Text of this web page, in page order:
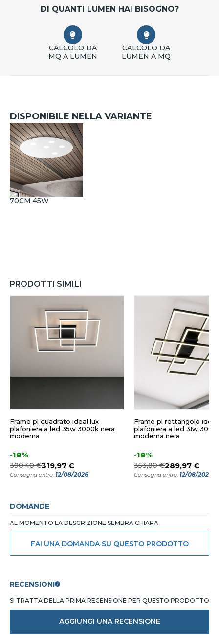
DI QUANTI LUMEN HAI BISOGNO?
CALCOLO DA
MQ A LUMEN
CALCOLO DA
LUMEN A MQ
DISPONIBILE NELLA VARIANTE
70CM 45W
PRODOTTI SIMILI
Frame pl quadrato ideal lux
plafoniera a led 35w 3000k nera
moderna
-18%
390,40 €319,97 €
Consegna entro: 12/08/2026
Frame pl rettangolo ideal
plafoniera a led 31w
moderna nera
-18%
353,80 €289,97 €
Consegna entro: 12/08/2026
DOMANDE
AL MOMENTO LA DESCRIZIONE SEMBRA CHIARA
FAI UNA DOMANDA SU QUESTO PRODOTTO
RECENSIONI
SI TRATTA DELLA PRIMA RECENSIONE PER QUESTO PRODOTTO
AGGIUNGI UNA RECENSIONE